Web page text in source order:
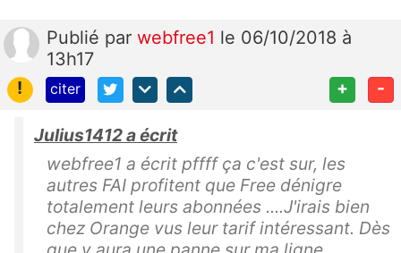
Publié par webfree1 le 06/10/2018 à
13h17
!
citer + -
Julius1412 a écrit
webfree1 a écrit pffff ça c'est sur, les
autres FAI profitent que Free dénigre
totalement leurs abonnées ....J'irais bien
chez Orange vus leur tarif intéressant. Dès